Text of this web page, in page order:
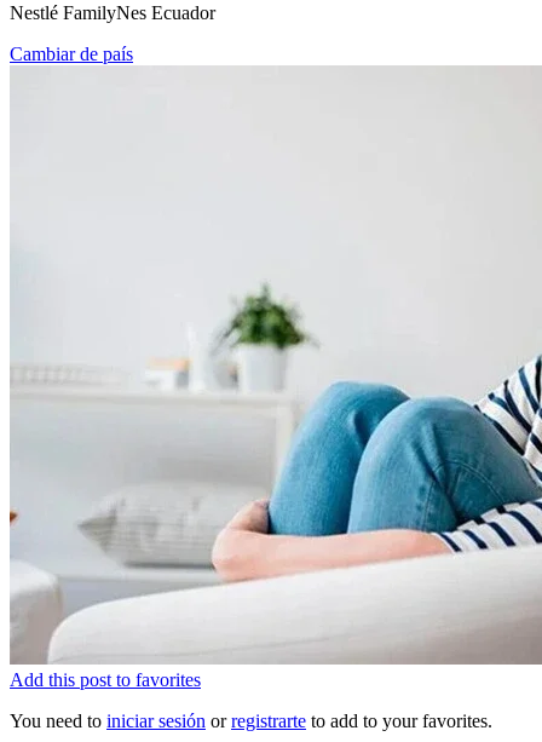
Nestlé FamilyNes Ecuador
Cambiar de país
Add this post to favorites
You need to iniciar sesión orregistrarte to add to your favorites.